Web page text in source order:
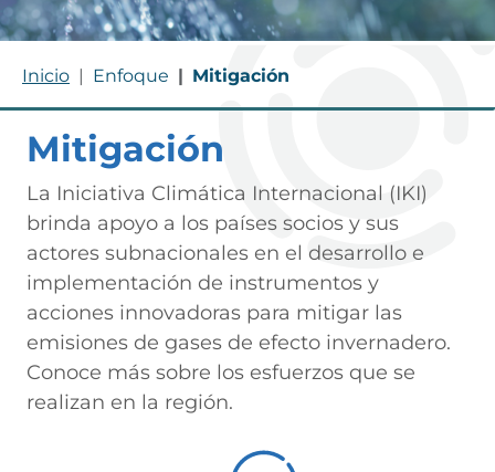
Ruta de navegación
Inicio Enfoque Mitigación
Mitigación
La Iniciativa Climática Internacional (IKI)
brinda apoyo a los países socios y sus
actores subnacionales en el desarrollo e
implementación de instrumentos y
acciones innovadoras para mitigar las
emisiones de gases de efecto invernadero.
Conoce más sobre los esfuerzos que se
realizan en la región.